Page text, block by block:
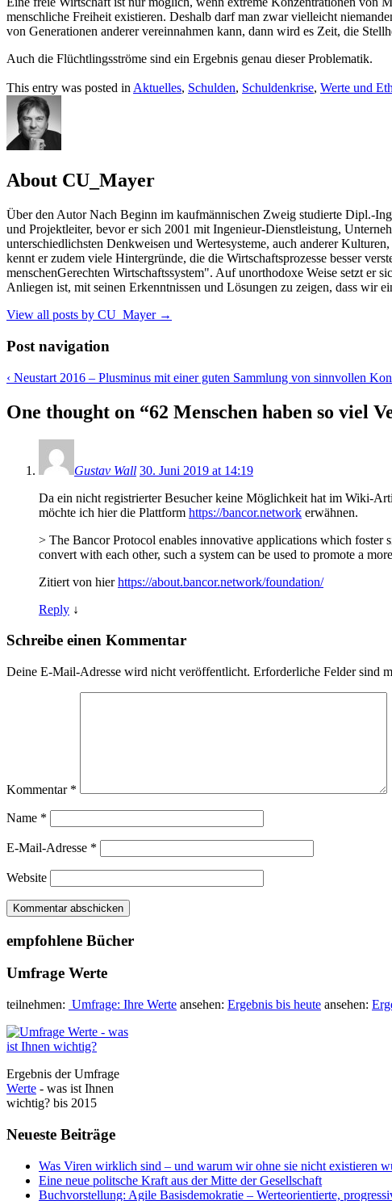
menschliche Freiheit existieren. Deshalb darf man zwar vielleicht
von Generationen anderer vereinnahmen kann, dann wird es Zeit, die
Auch die Flüchtlingsströme sind ein Ergebnis genau dieser Problematik.
This entry was posted inAktuelles, Schulden, Schuldenkrise, Werte und
About CU_Mayer
Über den Autor Nach Beginn im kaufmännischen Zweig studierte Dipl.-
und Projektleiter, bevor er sich 2001 mit Ingenieur-Dienstleistung,
unterschiedlichsten Denkweisen und Wertesysteme, auch anderer
kennt er zudem viele Hintergründe, die die Wirtschaftsprozesse besser
menschenGerechten Wirtschaftssystem". Auf unorthodoxe Weise setzt er
Anliegen ist, mit seinen Erkenntnissen und Lösungen zu zeigen, dass wir
View all posts by CU_Mayer →
Post navigation
‹ Neustart 2016 – Plusminus mit einer guten Sammlung von sinnvollen
One thought on “62 Menschen haben so viel
Gustav Wall 30. Juni 2019 at 14:19
Da ein nicht registrierter Besucher keine Möglichkeit hat im Wiki-
möchte ich hier die Plattform https://bancor.network erwähnen.
> The Bancor Protocol enables innovative applications which foster
convert with each other, such a system can be used to promote a
Zitiert von hierhttps://about.bancor.network/foundation/
Reply ↓
Schreibe einen Kommentar
Deine E-Mail-Adresse wird nicht veröffentlicht. Erforderliche Felder sind
Kommentar *
Name *
E-Mail-Adresse *
Website
empfohlene Bücher
Umfrage Werte
teilnehmen: Umfrage: Ihre Werte ansehen: Ergebnis bis heute ansehen:
Ergebnis der Umfrage
Werte - was ist Ihnen
wichtig? bis 2015
Neueste Beiträge
Was Viren wirklich sind – und warum wir ohne sie nicht existieren
Eine neue politsche Kraft aus der Mitte der Gesellschaft
Buchvorstellung: Agile Basisdemokratie – Werteorientierte,